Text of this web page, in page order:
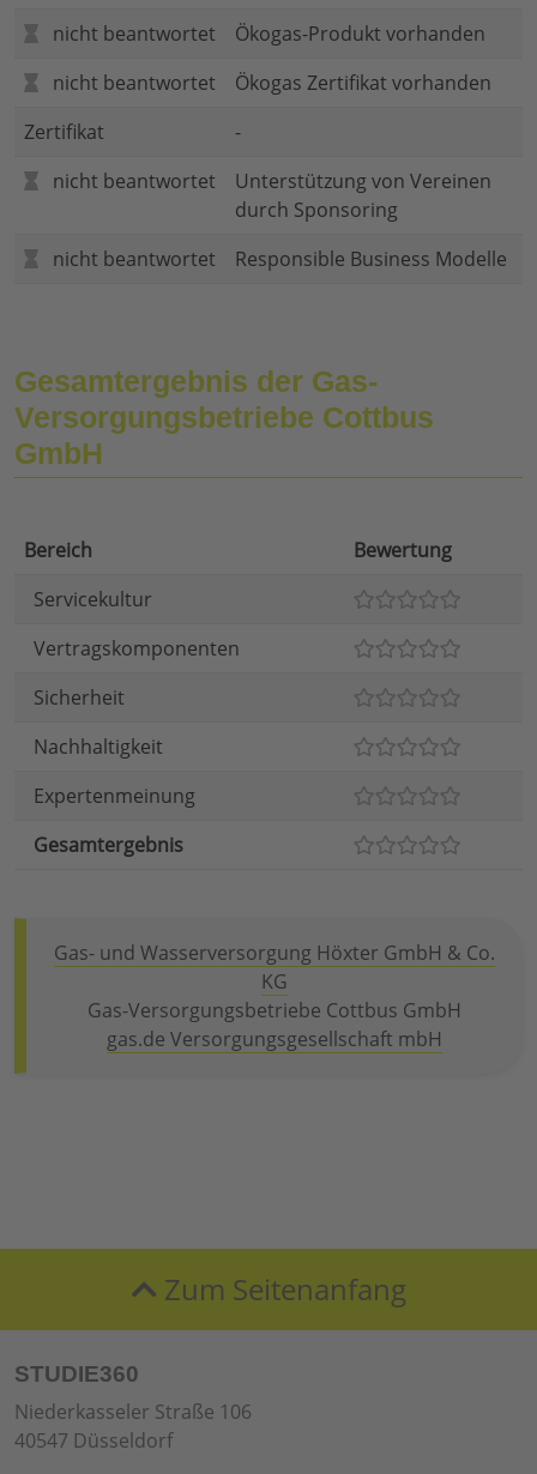
nicht beantwortet
Ökogas-Produkt vorhanden
nicht beantwortet
Ökogas Zertifikat vorhanden
Zertifikat
-
nicht beantwortet
Unterstützung von Vereinen
durch Sponsoring
nicht beantwortet
Responsible Business Modelle
Gesamtergebnis der Gas-
Versorgungsbetriebe Cottbus
GmbH
Bereich
Bewertung
Servicekultur
Vertragskomponenten
Sicherheit
Nachhaltigkeit
Expertenmeinung
Gesamtergebnis
Gas- und Wasserversorgung Höxter GmbH & Co.
KG
Gas-Versorgungsbetriebe Cottbus GmbH
gas.de Versorgungsgesellschaft mbH
Zum Seitenanfang
STUDIE360
Niederkasseler Straße 106
40547 Düsseldorf